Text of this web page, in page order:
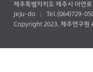
제주특별자치도 제주시 아연
Jeju-do
| Tel.(064)729-
Copyright 2023. 제주연구